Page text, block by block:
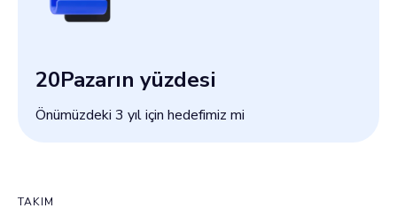
20Pazarın yüzdesi
Önümüzdeki 3 yıl için hedefimiz mi
TAKIM